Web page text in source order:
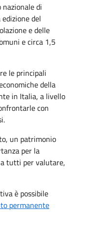
di
del
e delle
e circa 1,5
le principali
della
in Italia, a livello
con
un patrimonio
per la
tutti per valutare,
è possibile
permanente